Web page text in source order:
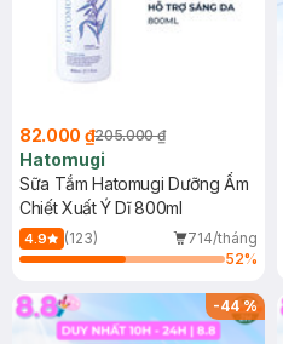
82.000 ₫205.000 ₫
Hatomugi
Sữa Tắm Hatomugi Dưỡng Ẩm
Chiết Xuất Ý Dĩ 800ml
4.9 (123)
714/tháng
52%
-44%